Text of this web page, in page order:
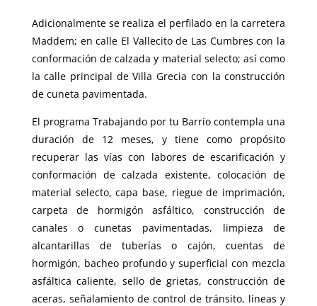
Adicionalmente se realiza el perfilado en la carretera
Maddem; en calle El Vallecito de Las Cumbres con la
conformación de calzada y material selecto; así como
la calle principal de Villa Grecia con la construcción
de cuneta pavimentada.
El programa Trabajando por tu Barrio contempla una
duración de 12 meses, y tiene como propósito
recuperar las vías con labores de escarificación y
conformación de calzada existente, colocación de
material selecto, capa base, riegue de imprimación,
carpeta de hormigón asfáltico, construcción de
canales o cunetas pavimentadas, limpieza de
alcantarillas de tuberías o cajón, cuentas de
hormigón, bacheo profundo y superficial con mezcla
asfáltica caliente, sello de grietas, construcción de
aceras, señalamiento de control de tránsito, líneas y